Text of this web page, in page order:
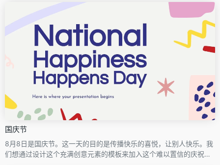
坡国旗的美学，结合了白色和红色，并包括插图和图像，使其具有非
常视觉的触感。
国庆节
8月8日是国庆节。这一天的目的是传播快乐的喜悦，让别人快乐。我
们想通过设计这个充满创意元素的模板来加入这个难以置信的庆祝活